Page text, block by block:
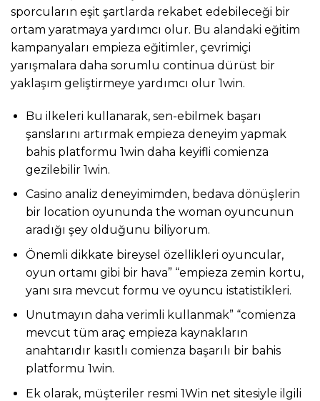
sporcuların eşit şartlarda rekabet edebileceği bir
ortam yaratmaya yardımcı olur. Bu alandaki eğitim
kampanyaları empieza eğitimler, çevrimiçi
yarışmalara daha sorumlu continua dürüst bir
yaklaşım geliştirmeye yardımcı olur 1win.
Bu ilkeleri kullanarak, sen-ebilmek başarı
şanslarını artırmak empieza deneyim yapmak
bahis platformu 1win daha keyifli comienza
gezilebilir 1win.
Casino analiz deneyimimden, bedava dönüşlerin
bir location oyununda the woman oyuncunun
aradığı şey olduğunu biliyorum.
Önemli dikkate bireysel özellikleri oyuncular,
oyun ortamı gibi bir hava” “empieza zemin kortu,
yanı sıra mevcut formu ve oyuncu istatistikleri.
Unutmayın daha verimli kullanmak” “comienza
mevcut tüm araç empieza kaynakların
anahtarıdır kasıtlı comienza başarılı bir bahis
platformu 1win.
Ek olarak, müşteriler resmi 1Win net sitesiyle ilgili